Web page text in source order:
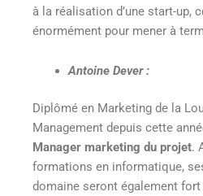
à la réalisation d’une start-up,
énormément pour mener à
Antoine Dever :
Diplômé en Marketing de la
Management depuis cette
Manager marketing du projet.
formations en informatique,
domaine seront également fort